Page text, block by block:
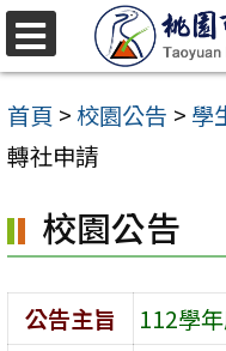
跳
至
主
要
容
區
首頁 >校園公告 > 學
轉社申請
校園公告
公告主旨
112學
選
單